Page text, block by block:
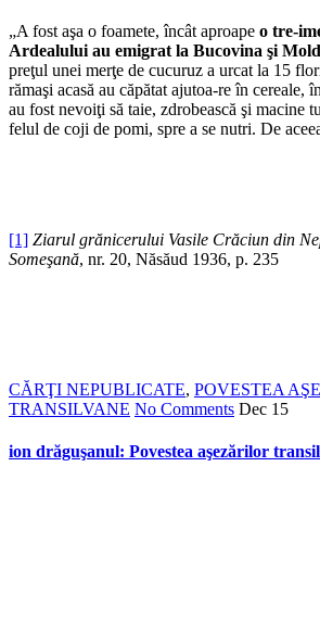
„A fost aşa o foamete, încât aproape o tre-
Ardealului au emigrat la Bucovina şi
preţul unei merţe de cucuruz a urcat la 15
rămaşi acasă au căpătat ajutoa-re în cereale,
au fost nevoiţi să taie, zdrobească şi macine
felul de coji de pomi, spre a se nutri. De
[1] Ziarul grănicerului Vasile Crăciun din
Someşană, nr. 20, Năsăud 1936, p. 235
CĂRŢI NEPUBLICATE, POVESTEA
TRANSILVANE No Comments Dec 15
ion drăguşanul: Povestea aşezărilor